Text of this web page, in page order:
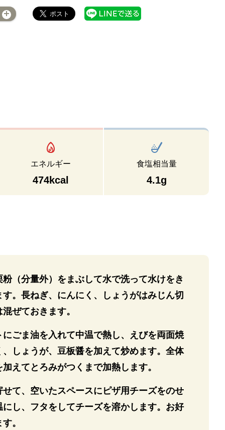
エネルギー
474kcal
食塩相当量
4.1g
粉（分量外）をまぶして水で洗って水けをき
す。長ねぎ、にんにく、しょうがはみじん切
ぜておきます。
にごま油を入れて中温で熱し、えびを両面焼
しょうが、豆板醤を加えて炒めます。全体
えてとろみがつくまで加熱します。
せて、空いたスペースにピザ用チーズをのせ
にし、フタをしてチーズを溶かします。お好
。